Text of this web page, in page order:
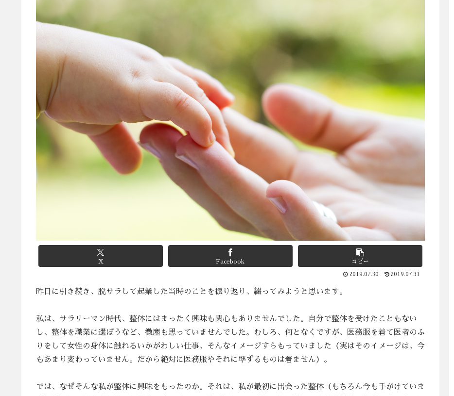
X Facebook コピー
2019.07.30 2019.07.31
昨日に引き続き、脱サラして起業した当時のことを振り返り、綴ってみようと思います。
私は、サラリーマン時代、整体にはまったく興味も関心もありませんでした。自分で整体を受けたこともない
し、整体を職業に選ぼうなど、微塵も思っていませんでした。むしろ、何となくですが、医務服を着て医者のふ
りをして女性の身体に触れるいかがわしい仕事、そんなイメージすらもっていました（実はそのイメージは、今
もあまり変わっていません。だから絶対に医務服やそれに準ずるものは着ません）。
では、なぜそんな私が整体に興味をもったのか。それは、私が最初に出会った整体（もちろん今も手がけていま